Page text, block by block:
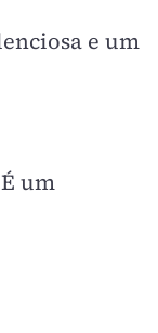
e um
um